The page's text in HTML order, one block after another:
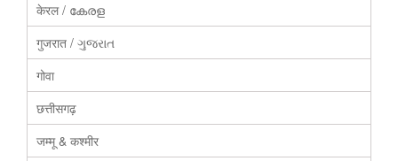
केरल / കേരള
गुजरात / ગુજરાત
गोवा
छत्तीसगढ़
जम्मू & कश्मीर